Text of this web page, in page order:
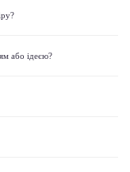
або ідеєю?